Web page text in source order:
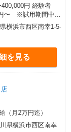
円 経験者
円〜 ※試用期間中は
30,800円（月給に
間（2〜3ヶ月）も
賃貸の場合のみ別
ます。詳細は面接
横浜市西区南幸1-5-
を見る
（月2万円迄）
県横浜市西区南幸